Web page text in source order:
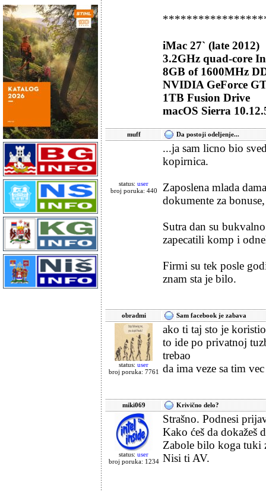
iMac 27` (late 2012)
3.2GHz quad-core
8GB of 1600MHz
NVIDIA GeForce
1TB Fusion Drive
macOS Sierra
muff Da postoji odeljenje...
status: user
broj poruka: 440
...ja sam licno bio
kopirnica.
Zaposlena mlada
dokumente za
Sutra dan su
zapecatili komp i
Firmi su tek posle
znam sta je bilo.
obradmi Sam facebook je zabava
status: user
broj poruka: 7761
ako ti taj sto je
to ide po privatnoj
trebao
da ima veze sa tim
miki069 Krivično delo?
status: user
broj poruka: 1234
Strašno. Podnesi
Kako ćeš da dokažeš
Zabole bilo koga tuki
Nisi ti AV.